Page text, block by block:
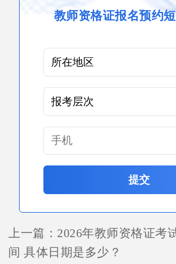
教师资格证报名预约
提交
上一篇： 2026年教师资格证考
间 具体日期是多少？